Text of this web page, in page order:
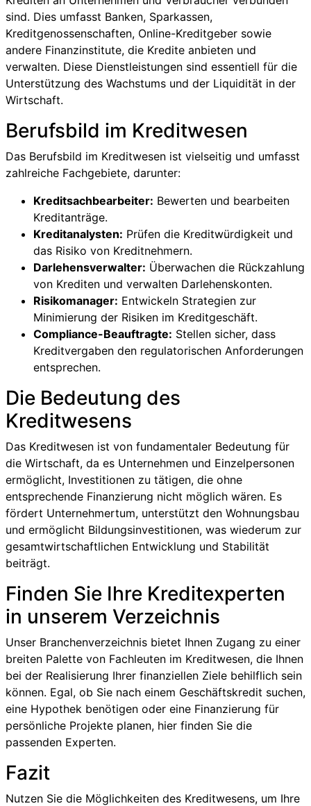
sind. Dies umfasst Banken, Sparkassen,
Kreditgenossenschaften, Online-Kreditgeber sowie
andere Finanzinstitute, die Kredite anbieten und
verwalten. Diese Dienstleistungen sind essentiell für die
Unterstützung des Wachstums und der Liquidität in der
Wirtschaft.
Berufsbild im Kreditwesen
Das Berufsbild im Kreditwesen ist vielseitig und umfasst
zahlreiche Fachgebiete, darunter:
Kreditsachbearbeiter: Bewerten und bearbeiten
Kreditanträge.
Kreditanalysten: Prüfen die Kreditwürdigkeit und
das Risiko von Kreditnehmern.
Darlehensverwalter: Überwachen die Rückzahlung
von Krediten und verwalten Darlehenskonten.
Risikomanager: Entwickeln Strategien zur
Minimierung der Risiken im Kreditgeschäft.
Compliance-Beauftragte: Stellen sicher, dass
Kreditvergaben den regulatorischen Anforderungen
entsprechen.
Die Bedeutung des
Kreditwesens
Das Kreditwesen ist von fundamentaler Bedeutung für
die Wirtschaft, da es Unternehmen und Einzelpersonen
ermöglicht, Investitionen zu tätigen, die ohne
entsprechende Finanzierung nicht möglich wären. Es
fördert Unternehmertum, unterstützt den Wohnungsbau
und ermöglicht Bildungsinvestitionen, was wiederum zur
gesamtwirtschaftlichen Entwicklung und Stabilität
beiträgt.
Finden Sie Ihre Kreditexperten
in unserem Verzeichnis
Unser Branchenverzeichnis bietet Ihnen Zugang zu einer
breiten Palette von Fachleuten im Kreditwesen, die Ihnen
bei der Realisierung Ihrer finanziellen Ziele behilflich sein
können. Egal, ob Sie nach einem Geschäftskredit suchen,
eine Hypothek benötigen oder eine Finanzierung für
persönliche Projekte planen, hier finden Sie die
passenden Experten.
Fazit
Nutzen Sie die Möglichkeiten des Kreditwesens, um Ihre